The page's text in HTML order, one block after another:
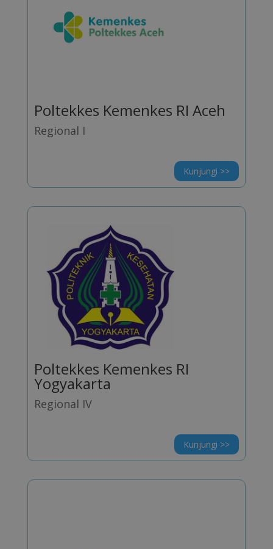
Poltekkes Kemenkes RI Aceh
Regional I
Kunjungi >>
Poltekkes Kemenkes RI
Yogyakarta
Regional IV
Kunjungi >>